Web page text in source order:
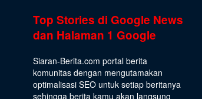
Top Stories di Google News
dan Halaman 1 Google
Siaran-Berita.com portal berita
komunitas dengan mengutamakan
optimalisasi SEO untuk setiap beritanya
sehingga berita kamu akan langsung